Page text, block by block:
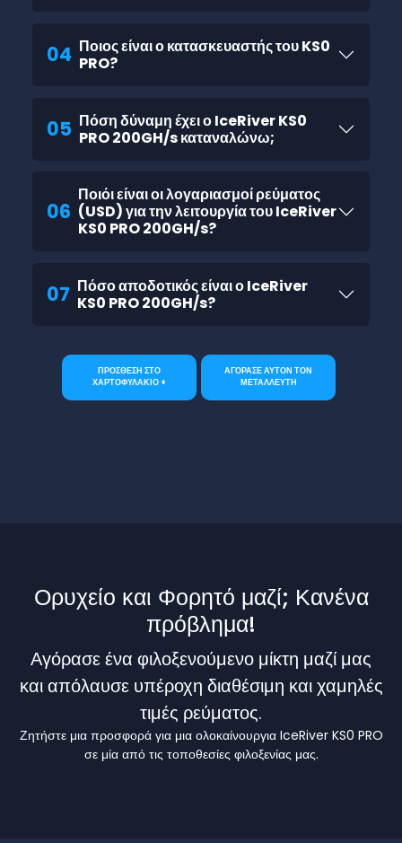
04 Ποιος είναι ο κατασκευαστής του KS0
PRO?
05 Πόση δύναμη έχει ο IceRiver KS0
PRO 200GH/s καταναλώνω;
06
Ποιόι είναι οι λογαριασμοί ρεύματος
(USD) για την λειτουργία του IceRiver
KS0 PRO 200GH/s?
07 Πόσο αποδοτικός είναι ο IceRiver
KS0 PRO 200GH/s?
ΠΡΟΣΘΕΣΗ ΣΤΟ
ΧΑΡΤΟΦΥΛΑΚΙΟ +
ΑΓΟΡΑΣΕ ΑΥΤΟΝ ΤΟΝ
ΜΕΤΑΛΛΕΥΤΗ
Ορυχείο και Φορητό μαζί; Κανένα
πρόβλημα!
Αγόρασε ένα φιλοξενούμενο μίκτη μαζί μας
και απόλαυσε υπέροχη διαθέσιμη και χαμηλές
τιμές ρεύματος.
Ζητήστε μια προσφορά για μια ολοκαίνουργια IceRiver KS0 PRO
σε μία από τις τοποθεσίες φιλοξενίας μας.